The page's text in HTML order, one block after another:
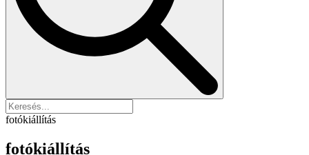
fotókiállítás
fotókiállítás